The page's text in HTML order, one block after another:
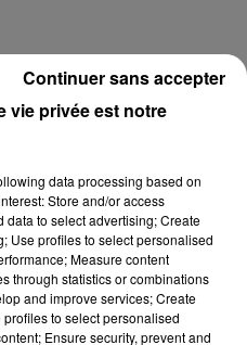
Voir plus
vie privée est notre
data processing based on
Store and/or access
to select advertising; Create
Use profiles to select personalised
Measure content
through statistics or combinations
and improve services; Create
to select personalised
Ensure security, prevent and
Continuer sans accepter